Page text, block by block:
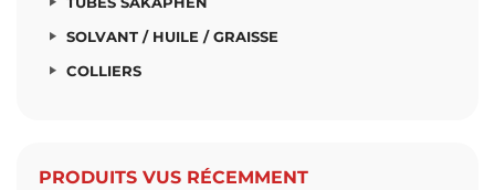
SOLVANT / HUILE / GRAISSE
COLLIERS
PRODUITS VUS RÉCEMMENT